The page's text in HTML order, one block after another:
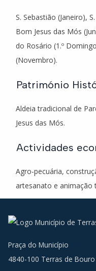
S. Sebastião (Janeiro),
Bom Jesus das Mós
do Rosário (1.º
(Novembro).
Património
Aldeia tradicional de
Jesus das Mós.
Actividades
Agro-pecuária,
artesanato e animação
Praça do Município
4840-100 Terras de Bouro